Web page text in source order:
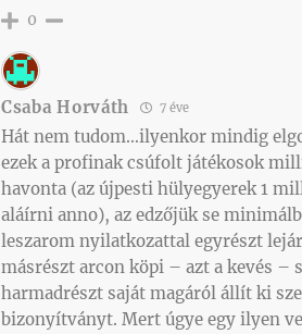
0
Csaba Horváth 7 éve
Hát nem tudom…ilyenkor mindig
ezek a profinak csúfolt játékosok
havonta (az újpesti hülyegyerek 1
aláírni anno), az edzőjük se
leszarom nyilatkozattal egyrészt
másrészt arcon köpi – azt a kevés –
harmadrészt saját magáról állít ki
bizonyítványt. Mert úgye egy ilyen